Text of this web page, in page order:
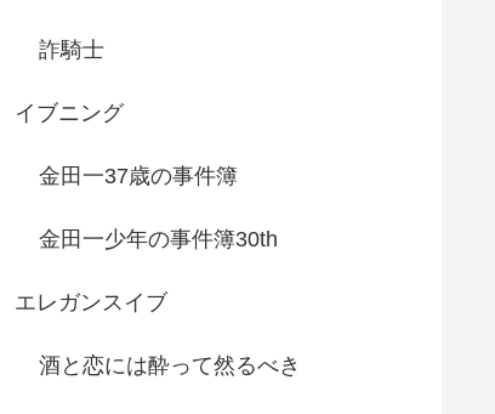
詐騎士
イブニング
金田一37歳の事件簿
金田一少年の事件簿30th
エレガンスイブ
酒と恋には酔って然るべき